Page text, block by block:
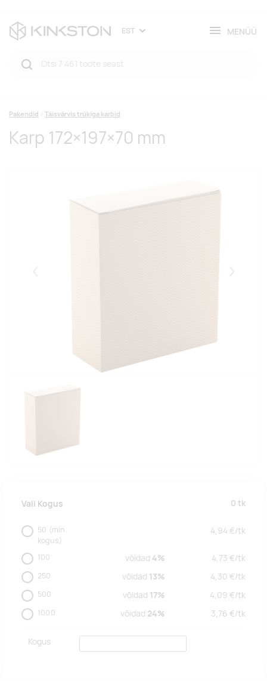
EST MENÜÜ
Pakendid Täisvärvis trükiga karbid
Karp 172×197×70 mm
Vali Kogus 0 tk
50 (min.
kogus)
4,94 €/tk
100 võidad 4% 4,73 €/tk
250 võidad 13% 4,30 €/tk
500 võidad 17% 4,09 €/tk
1000 võidad 24% 3,76 €/tk
Kogus